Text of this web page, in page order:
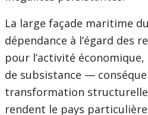
La large façade maritime
dépendance à l’égard des
pour l’activité
de subsistance —
transformation
rendent le pays